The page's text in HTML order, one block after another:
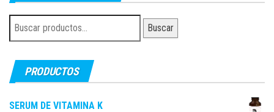
Buscar
por:
Buscar
PRODUCTOS
SERUM DE VITAMINA K